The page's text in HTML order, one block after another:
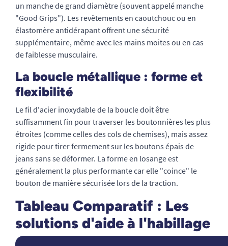
un manche de grand diamètre (souvent appelé manche
"Good Grips"). Les revêtements en caoutchouc ou en
élastomère antidérapant offrent une sécurité
supplémentaire, même avec les mains moites ou en cas
de faiblesse musculaire.
La boucle métallique : forme et
flexibilité
Le fil d'acier inoxydable de la boucle doit être
suffisamment fin pour traverser les boutonnières les plus
étroites (comme celles des cols de chemises), mais assez
rigide pour tirer fermement sur les boutons épais de
jeans sans se déformer. La forme en losange est
généralement la plus performante car elle "coince" le
bouton de manière sécurisée lors de la traction.
Tableau Comparatif : Les
solutions d'aide à l'habillage